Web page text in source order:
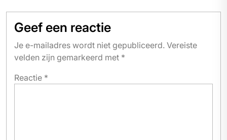
Geef een reactie
Je e-mailadres wordt niet gepubliceerd. Vereiste
velden zijn gemarkeerd met *
Reactie *